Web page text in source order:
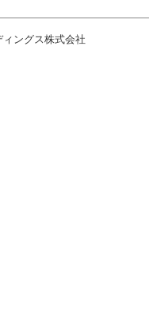
ングス株式会社